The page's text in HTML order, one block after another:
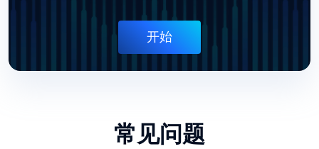
开始
常见问题